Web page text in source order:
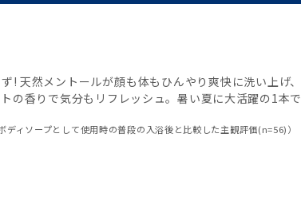
! 天然メントールが顔も体もひんやり爽快に洗い上げ、
の香りで気分もリフレッシュ。暑い夏に大活躍の1本で
ディソープとして使用時の普段の入浴後と比較した主観評価(n=56)）